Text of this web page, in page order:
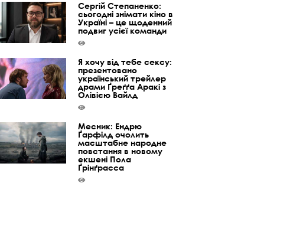
Сергій Степаненко:
сьогодні знімати кіно в
Україні – це щоденний
подвиг усієї команди
Я хочу від тебе сексу:
презентовано
український трейлер
драми Ґреґґа Аракі з
Олівією Вайлд
Месник: Ендрю
Ґарфілд очолить
масштабне народне
повстання в новому
екшені Пола
Ґрінґрасса